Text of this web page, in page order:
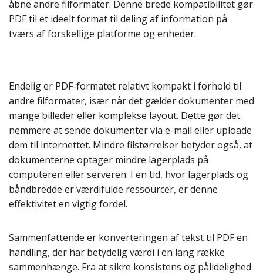
åbne andre filformater. Denne brede kompatibilitet gør
PDF til et ideelt format til deling af information på
tværs af forskellige platforme og enheder.
Endelig er PDF-formatet relativt kompakt i forhold til
andre filformater, især når det gælder dokumenter med
mange billeder eller komplekse layout. Dette gør det
nemmere at sende dokumenter via e-mail eller uploade
dem til internettet. Mindre filstørrelser betyder også, at
dokumenterne optager mindre lagerplads på
computeren eller serveren. I en tid, hvor lagerplads og
båndbredde er værdifulde ressourcer, er denne
effektivitet en vigtig fordel.
Sammenfattende er konverteringen af tekst til PDF en
handling, der har betydelig værdi i en lang række
sammenhænge. Fra at sikre konsistens og pålidelighed